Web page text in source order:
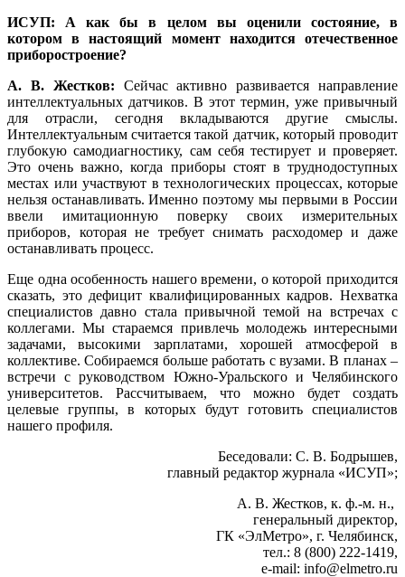
ИСУП: А как бы в целом вы оценили состояние, в
котором в настоящий момент находится отечественное
приборостроение?
А. В. Жестков: Сейчас активно развивается направление
интеллектуальных датчиков. В этот термин, уже привычный
для отрасли, сегодня вкладываются другие смыслы.
Интеллектуальным считается такой датчик, который проводит
глубокую самодиагностику, сам се­бя тестирует и проверяет.
Это очень важно, когда приборы стоят в труднодоступных
местах или участвуют в технологических процессах, которые
нельзя останавливать. Именно поэтому мы первыми в России
ввели имитационную поверку своих измерительных
приборов, которая не требует снимать расходомер и да­же
останавливать процесс.
Еще одна особенность нашего времени, о которой приходится
сказать, это дефицит квалифицированных кадров. Нехватка
специалистов давно стала привычной темой на встречах с
коллегами. Мы стараемся привлечь молодежь интересными
задачами, высокими зарплатами, хорошей атмосферой в
коллективе. Собираемся больше работать с вузами. В планах –
встречи с руководством Южно-Уральского и Челябинского
университетов. Рассчитываем, что можно будет создать
целевые группы, в которых будут готовить специалистов
нашего профиля.
Беседовали: С. В. Бодрышев,
главный редактор журнала «ИСУП»;
А. В. Жестков, к. ф.-м. н.,
генеральный директор,
ГК «ЭлМетро», г. Челябинск,
тел.: 8 (800) 222‑1419,
e-mail: info@elmetro.ru